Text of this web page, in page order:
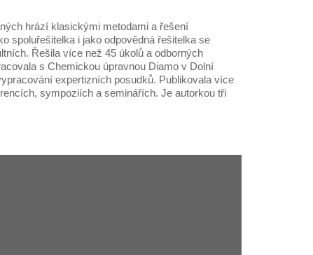
hrází klasickými metodami a řešení
spoluřešitelka i jako odpovědná řešitelka se
Řešila více než 45 úkolů a odborných
s Chemickou úpravnou Diamo v Dolní
expertizních posudků. Publikovala více
sympoziích a seminářích. Je autorkou tři